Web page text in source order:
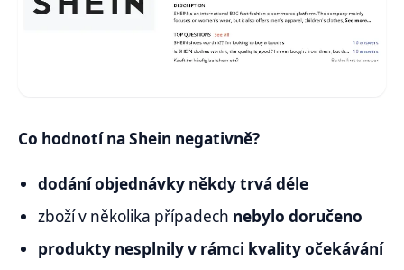
Co hodnotí na Shein negativně?
dodání objednávky někdy trvá déle
zboží v několika případech nebylo doručeno
produkty nesplnily v rámci kvality očekávání